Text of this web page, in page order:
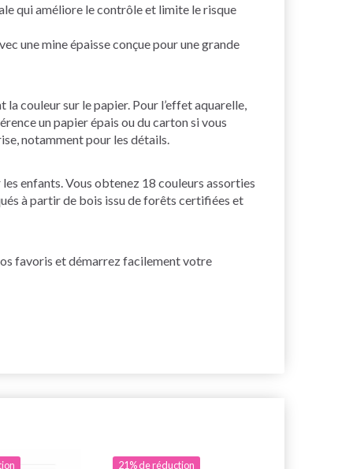
qui améliore le contrôle et limite le risque
une mine épaisse conçue pour une grande
couleur sur le papier. Pour l’effet aquarelle,
un papier épais ou du carton si vous
notamment pour les détails.
enfants. Vous obtenez 18 couleurs assorties
à partir de bois issu de forêts certifiées et
favoris et démarrez facilement votre
21% de réduction